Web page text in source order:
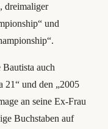
dreimaliger
und
auch
21“ und den „2005
an seine Ex-Frau
Buchstaben auf